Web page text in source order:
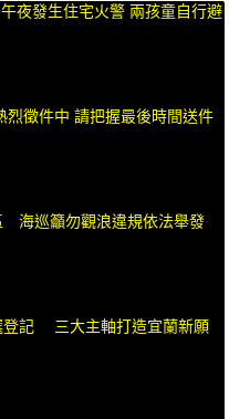
夜發生住宅火警 兩孩童自行避
烈徵件中 請把握最後時間送件
海巡籲勿觀浪違規依法舉發
登記 三大主軸打造宜蘭新願